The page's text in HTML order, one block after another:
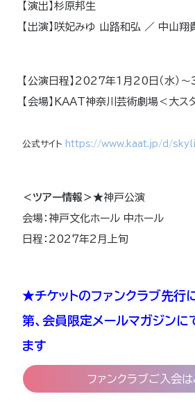
【演出】杉原邦生
【出演】咲妃みゆ 山路和弘 ／ 中山翔
【公演日程】2027年1月20日（水）～
【会場】KAAT神奈川芸術劇場＜大ス
公式サイト https://www.kaat.jp/d/
＜ツアー情報＞★神戸公演
会場：神戸文化ホール 中ホール
日程：2027年2月上旬
★チケットのファンクラブ先行
第、会員限定メールマガジンに
ます
ファンクラブご入会は